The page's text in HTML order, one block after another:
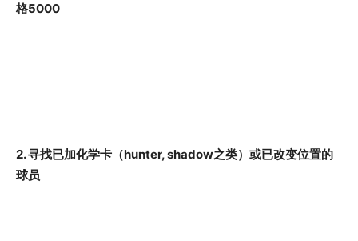
格5000
2. 寻找已加化学卡（hunter, shadow之类）或已改变位置的
球员